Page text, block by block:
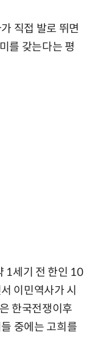
직접 발로 뛰면
를 갖는다는 평
1세기 전 한인 10
이민역사가 시
한국전쟁이후
중에는 고희를